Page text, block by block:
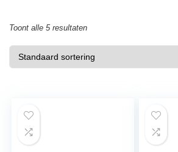
Toont alle 5 resultaten